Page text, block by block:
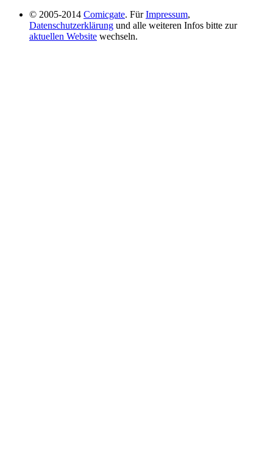
© 2005-2014 Comicgate. FürImpressum,
Datenschutzerklärung und alle weiteren Infos bitte zur
aktuellen Website wechseln.